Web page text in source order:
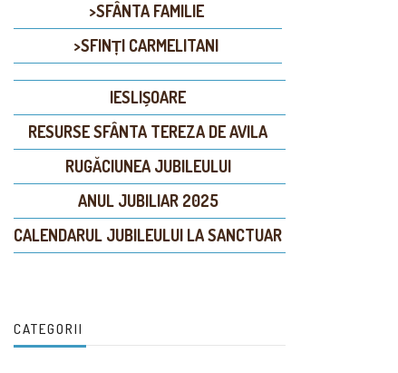
>SFÂNTA FAMILIE
>SFINȚI CARMELITANI
IESLIȘOARE
RESURSE SFÂNTA TEREZA DE AVILA
RUGĂCIUNEA JUBILEULUI
ANUL JUBILIAR 2025
CALENDARUL JUBILEULUI LA SANCTUAR
CATEGORII